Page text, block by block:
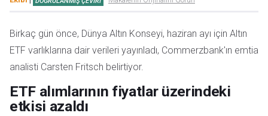
Birkaç gün önce, Dünya Altın Konseyi, haziran ayı için Altın
ETF varlıklarına dair verileri yayınladı, Commerzbank'ın emtia
analisti Carsten Fritsch belirtiyor.
ETF alımlarının fiyatlar üzerindeki
etkisi azaldı